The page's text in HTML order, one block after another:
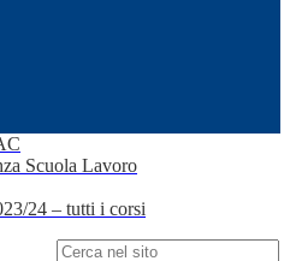
Scuola Lavoro
24 – tutti i corsi